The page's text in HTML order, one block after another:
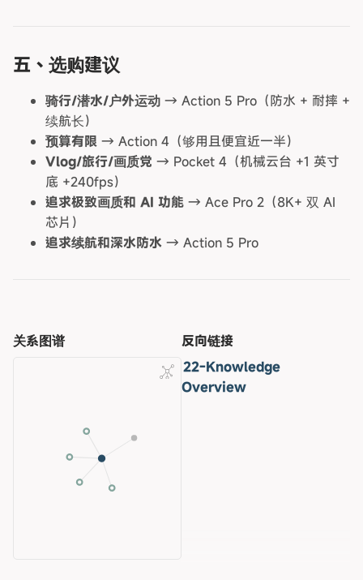
五、选购建议
骑行/潜水/户外运动 → Action 5 Pro（防水 + 耐摔 +
续航长）
预算有限 → Action 4（够用且便宜近一半）
Vlog/旅行/画质党 → Pocket 4（机械云台 +1 英寸
底 +240fps）
追求极致画质和 AI 功能 → Ace Pro 2（8K+ 双 AI
芯片）
追求续航和深水防水 → Action 5 Pro
关系图谱
反向链接
22-Knowledge
Overview